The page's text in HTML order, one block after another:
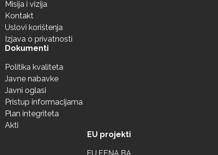
Misija i vizija
Kontakt
Uslovi korištenja
Izjava o privatnosti
Dokumenti
Politika kvaliteta
Javne nabavke
Javni oglasi
Pristup informacijama
Plan integriteta
Akti
EU projekti